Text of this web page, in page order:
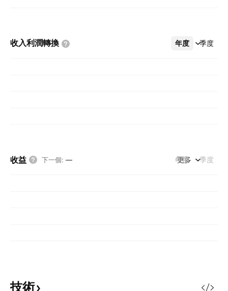
收入利潤轉換 年度 季度
更多
收益 下一個: — 年度 季度
更多
技術